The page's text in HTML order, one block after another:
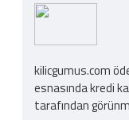
kilicgumus.com
esnasında kredi
tarafından